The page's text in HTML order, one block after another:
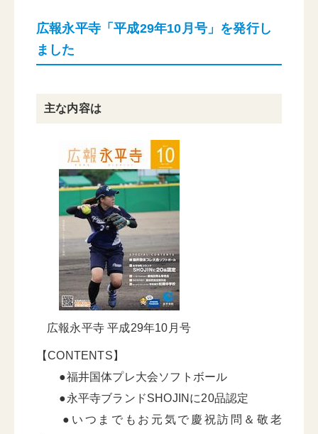
広報永平寺「平成29年10月号」を発行し
ました
主な内容は
広報永平寺 平成29年10月号
【CONTENTS】
●福井国体プレ大会ソフトボール
●永平寺ブランドSHOJINに20品認定
●いつまでもお元気で慶祝訪問＆敬老